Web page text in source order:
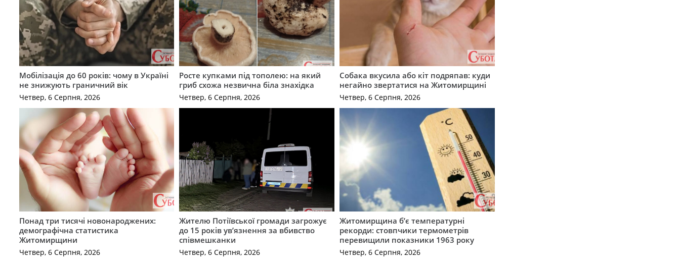
Мобілізація до 60 років: чому в Україні
не знижують граничний вік
Четвер, 6 Серпня, 2026
Росте купками під тополею: на який
гриб схожа незвична біла знахідка
Четвер, 6 Серпня, 2026
Собака вкусила або кіт подряпав: куди
негайно звертатися на Житомирщині
Четвер, 6 Серпня, 2026
Понад три тисячі новонароджених:
демографічна статистика
Житомирщини
Четвер, 6 Серпня, 2026
Жителю Потіївської громади загрожує
до 15 років ув’язнення за вбивство
співмешканки
Четвер, 6 Серпня, 2026
Житомирщина б’є температурні
рекорди: стовпчики термометрів
перевищили показники 1963 року
Четвер, 6 Серпня, 2026